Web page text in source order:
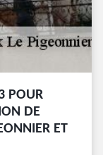
POUR
DE
ET